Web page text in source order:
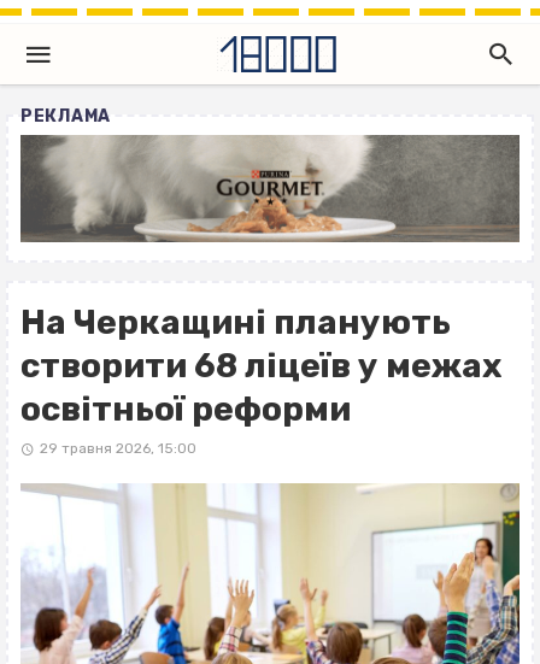
РЕКЛАМА
На Черкащині планують
створити 68 ліцеїв у межах
освітньої реформи
29 травня 2026, 15:00